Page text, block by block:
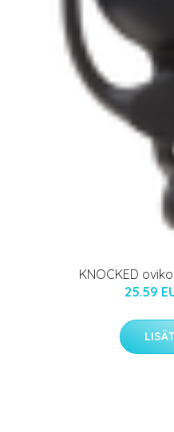
KNOCKED
25.59